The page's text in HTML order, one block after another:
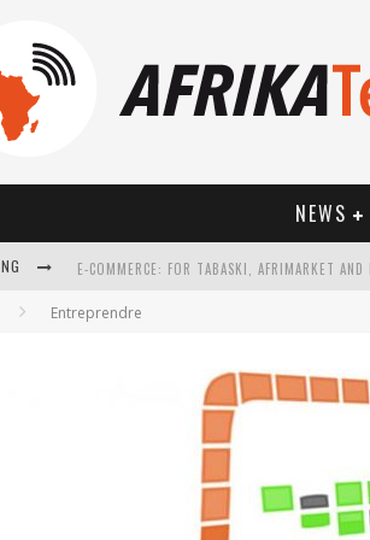
NEWS
HOW TECHNOLOGY HAS CHANGED SPORTS
Entreprendre